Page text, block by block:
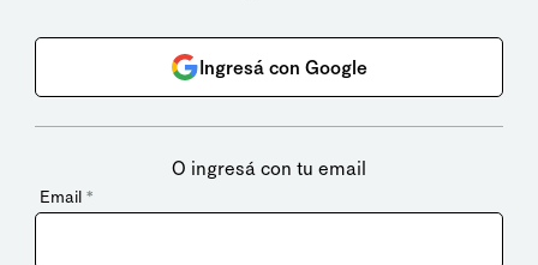
Ingresá con Google
O ingresá con tu email
Email *